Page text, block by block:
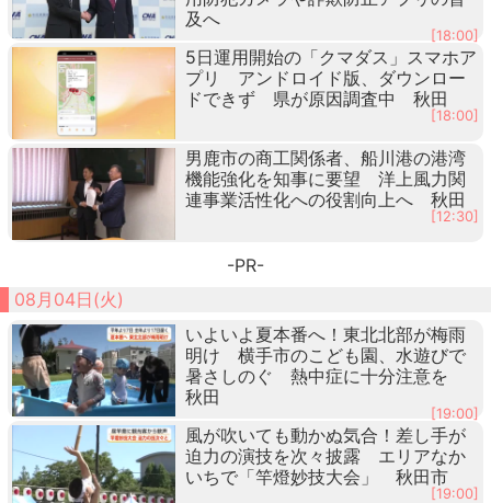
及へ
[18:00]
5日運用開始の「クマダス」スマホア
プリ アンドロイド版、ダウンロー
ドできず 県が原因調査中 秋田
[18:00]
男鹿市の商工関係者、船川港の港湾
機能強化を知事に要望 洋上風力関
連事業活性化への役割向上へ 秋田
[12:30]
-PR-
08月04日(火)
いよいよ夏本番へ！東北北部が梅雨
明け 横手市のこども園、水遊びで
暑さしのぐ 熱中症に十分注意を
秋田
[19:00]
風が吹いても動かぬ気合！差し手が
迫力の演技を次々披露 エリアなか
いちで「竿燈妙技大会」 秋田市
[19:00]